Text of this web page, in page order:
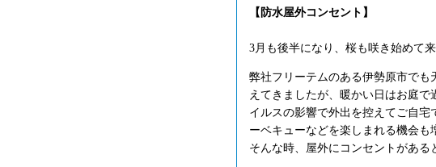
【防水屋外コンセント】
3月も後半になり、桜も咲き始めて来
弊社フリーテムのある伊勢原市で
えてきましたが、暖かい日はお庭
イルスの影響で外出を控えてご自
ーベキューなどを楽しまれる機会も
そんな時、屋外にコンセントがある